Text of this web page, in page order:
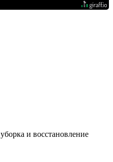
и восстановление